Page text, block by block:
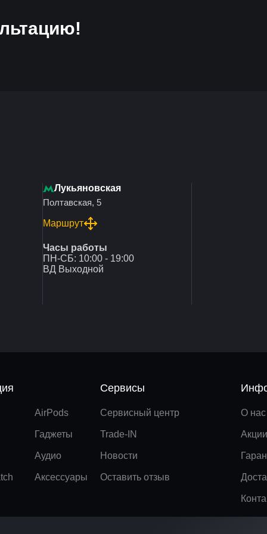
Лукьяновская
Полтавская, 5
Маршрут
Часы работы
ПН-СБ: 10:00 - 19:00
ВД Выходной
AirPods
Гаджеты
Аудио
Аксессуары
Сервисы
Сервисный центр
Trade-IN
Новости
Оставить отзыв
О нас
Акции